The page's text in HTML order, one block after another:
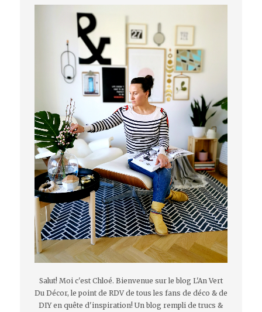
Salut! Moi c'est Chloé. Bienvenue sur le blog L'An Vert
Du Décor, le point de RDV de tous les fans de déco & de
DIY en quête d'inspiration! Un blog rempli de trucs &